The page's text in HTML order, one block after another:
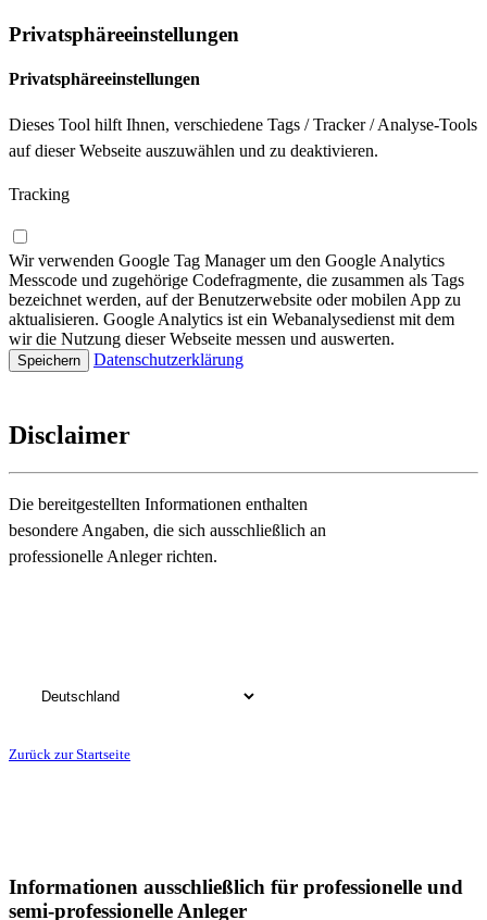
Privatsphäreeinstellungen
Privatsphäreeinstellungen
Dieses Tool hilft Ihnen, verschiedene Tags / Tracker / Analyse-Tools
auf dieser Webseite auszuwählen und zu deaktivieren.
Tracking
Wir verwenden Google Tag Manager um den Google Analytics
Messcode und zugehörige Codefragmente, die zusammen als Tags
bezeichnet werden, auf der Benutzerwebsite oder mobilen App zu
aktualisieren. Google Analytics ist ein Webanalysedienst mit dem
wir die Nutzung dieser Webseite messen und auswerten.
Datenschutzerklärung
Disclaimer
Die bereitgestellten Informationen enthalten
besondere Angaben, die sich ausschließlich an
professionelle Anleger richten.
Zurück zur Startseite
Informationen ausschließlich für professionelle und
semi-professionelle Anleger